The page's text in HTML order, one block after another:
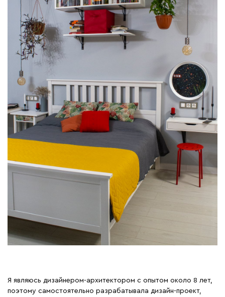
Я являюсь дизайнером-архитектором с опытом около 8 лет,
поэтому самостоятельно разрабатывала дизайн-проект,